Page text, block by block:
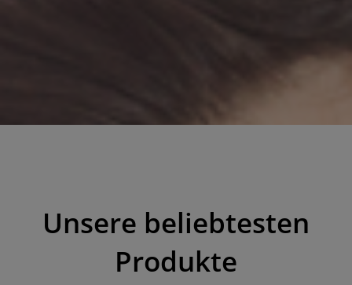
Unsere beliebtesten
Produkte